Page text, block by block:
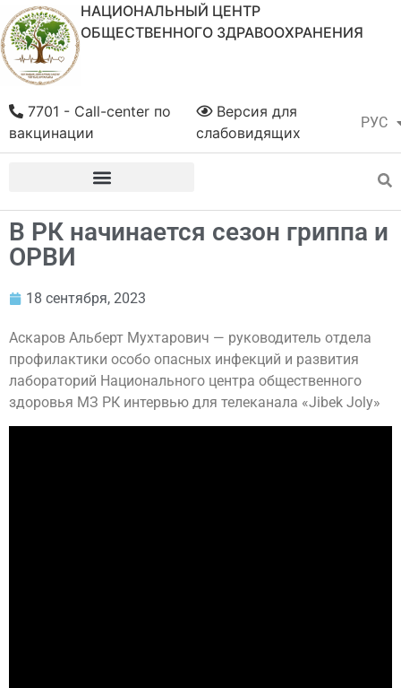
НАЦИОНАЛЬНЫЙ ЦЕНТР
ОБЩЕСТВЕННОГО ЗДРАВООХРАНЕНИЯ
РУС
ҚАЗ
Версия для
слабовидящих
7701 - Call-center по
вакцинации
В РК начинается сезон гриппа и
ОРВИ
18 сентября, 2023
Аскаров Альберт Мухтарович — руководитель отдела
профилактики особо опасных инфекций и развития
лабораторий Национального центра общественного
здоровья МЗ РК интервью для телеканала «Jibek Joly»